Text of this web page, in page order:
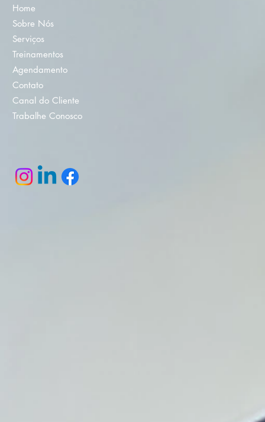
Home
Sobre Nós
Serviços
Treinamentos
Agendamento
Contato
Canal do Cliente
Trabalhe Conosco